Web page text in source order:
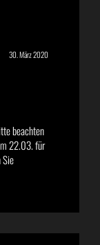
30. März 2020
beachten
22.03. für
Sie